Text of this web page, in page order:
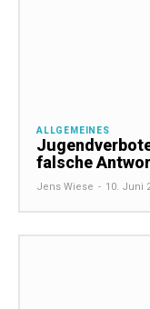
ALLGEMEINES
falsche
Jens Wiese - 10. Juni